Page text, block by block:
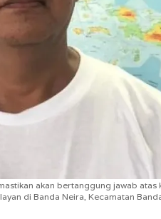
akan bertanggung jawab
di Banda Neira, Kecamatan